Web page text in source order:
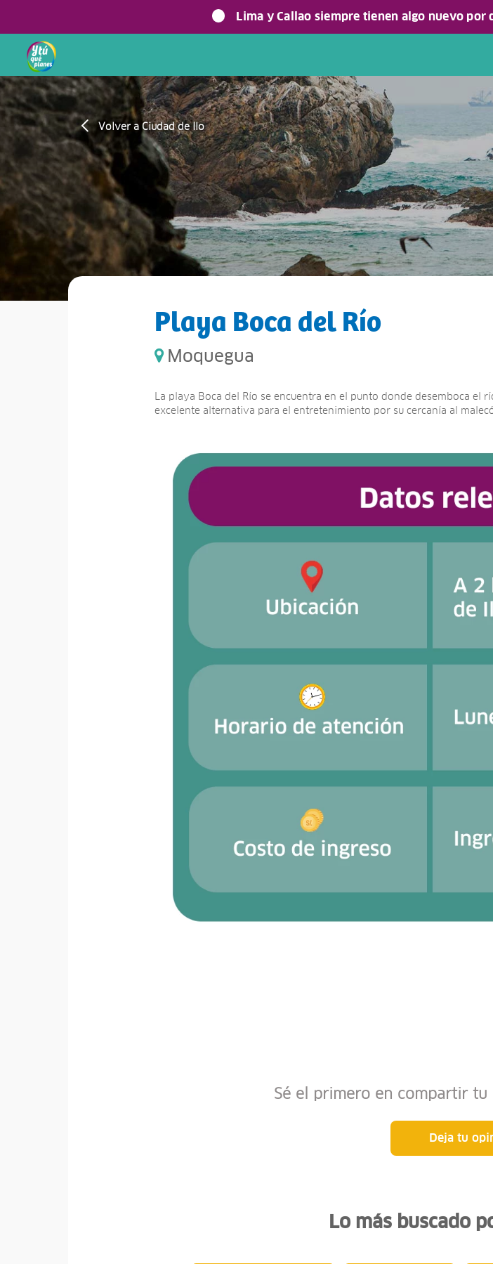
Lima y Callao siempre tienen algo nuevo por
Volver a Ciudad de Ilo
Playa Boca del Río
Moquegua
La playa Boca del Río se encuentra en el punto donde desemboca el
excelente alternativa para el entretenimiento por su cercanía al
Sé el primero en compartir tu
Deja tu
Lo más buscado